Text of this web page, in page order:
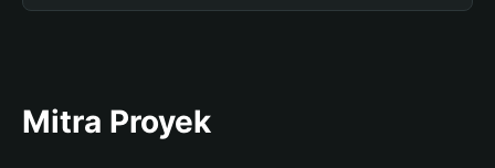
Mitra Proyek